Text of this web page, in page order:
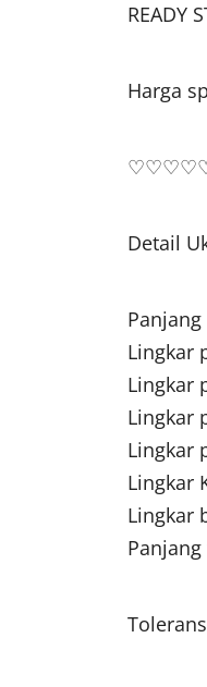
READY
Harga
Detail
Lingkar
Lingkar
Lingkar
Lingkar
Lingkar
Lingkar